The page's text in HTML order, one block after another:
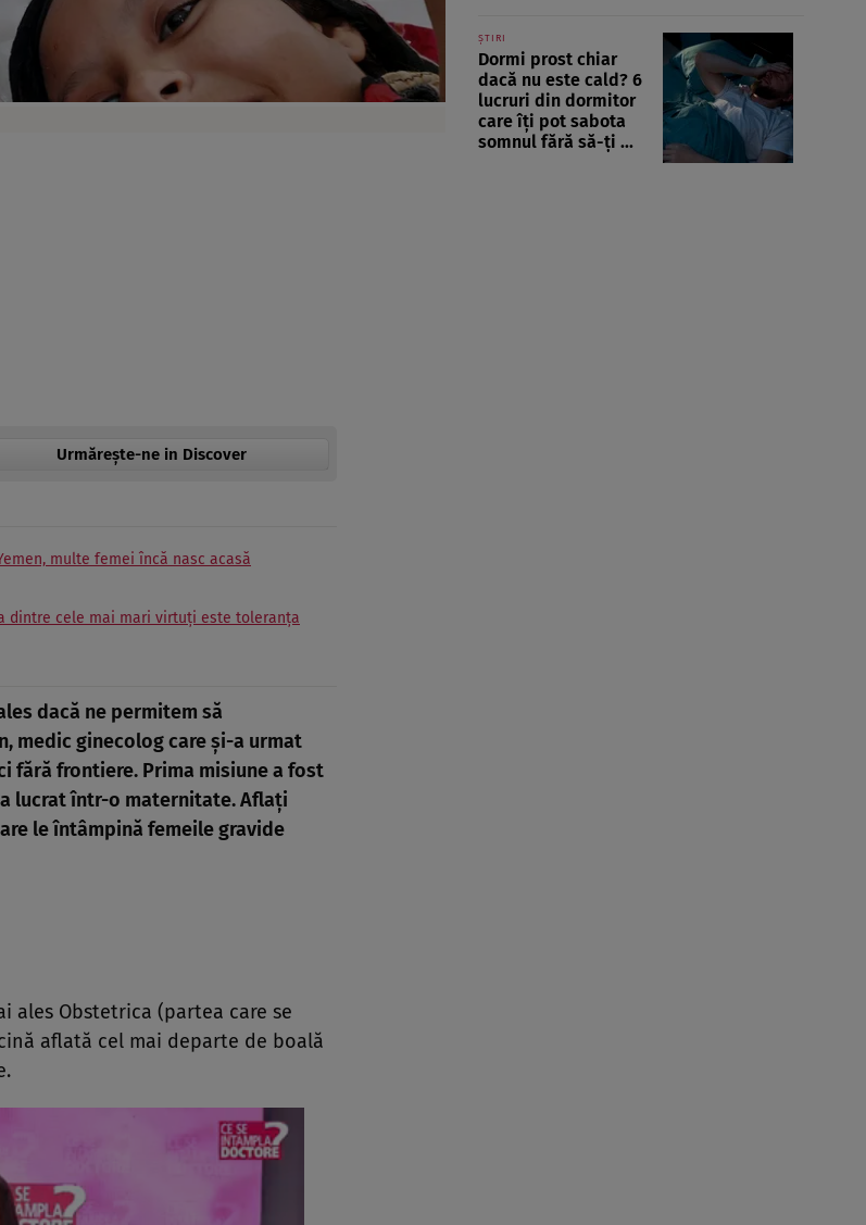
Urmărește-ne in Discover
multe femei încă nasc acasă
dintre cele mai mari virtuți este toleranța
dacă ne permitem să
medic ginecolog care și-a urmat
fără frontiere. Prima misiune a fost
lucrat într-o maternitate. Aflați
le întâmpină femeile gravide
ales Obstetrica (partea care se
aflată cel mai departe de boală
ȘTIRI
Dormi prost chiar
dacă nu este cald? 6
lucruri din dormitor
care îți pot sabota
somnul fără să-ți ...